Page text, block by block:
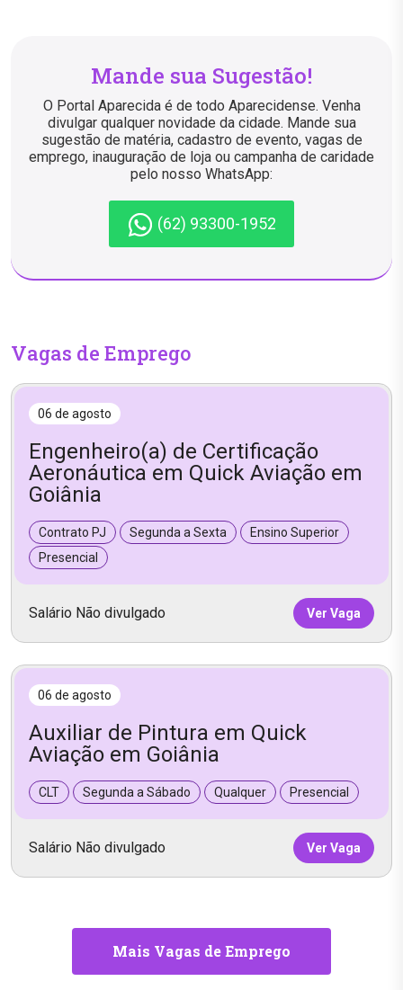
Mande sua Sugestão!
O Portal Aparecida é de todo Aparecidense. Venha
divulgar qualquer novidade da cidade. Mande sua
sugestão de matéria, cadastro de evento, vagas de
emprego, inauguração de loja ou campanha de caridade
pelo nosso WhatsApp:
(62) 93300-1952
Vagas de Emprego
06 de agosto
Engenheiro(a) de Certificação
Aeronáutica em Quick Aviação em
Goiânia
Contrato PJ Segunda a Sexta
Ensino Superior
Presencial
Salário Não divulgado Ver Vaga
06 de agosto
Auxiliar de Pintura em Quick
Aviação em Goiânia
CLT Segunda a Sábado Qualquer Presencial
Salário Não divulgado Ver Vaga
Mais Vagas de Emprego